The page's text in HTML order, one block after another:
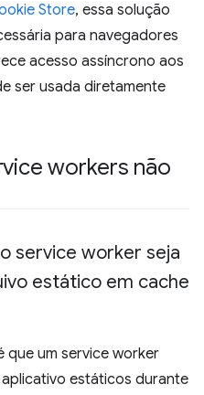
Store, essa solução
para navegadores
acesso assíncrono aos
ser usada diretamente
workers não
service worker seja
estático em cache
que um service worker
estáticos durante